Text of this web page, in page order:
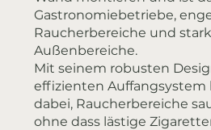
Gastronomiebetriebe,
Raucherbereiche und
Außenbereiche.
Mit seinem robusten
effizienten Auffangsystem
dabei, Raucherbereiche
ohne dass lästige